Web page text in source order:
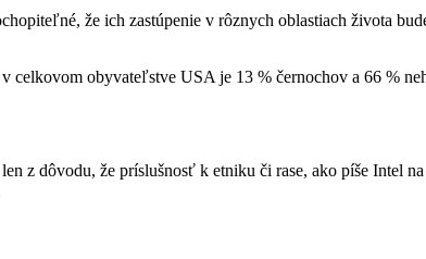
že ich zastúpenie v rôznych oblastiach života
obyvateľstve USA je 13 % černochov a 66 %
z dôvodu, že príslušnosť k etniku či rase, ako píše Intel